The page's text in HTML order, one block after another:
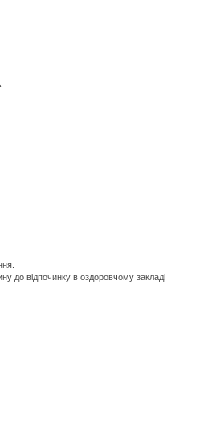
до відпочинку в оздоровчому закладі